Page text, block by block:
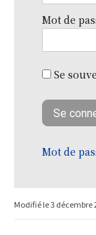
Mot de
Se
Mot de
Modifié le3 décembre